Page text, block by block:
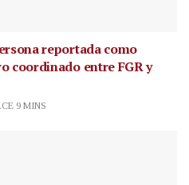
reportada como
coordinado entre FGR y
9 MINS